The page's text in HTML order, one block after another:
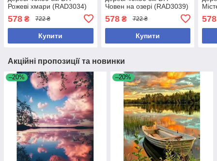
Рожеві хмари (RAD3034)
578 ₴ 722 ₴
Купити
Човен на озері (RAD3039)
578₴ 722 ₴
Купити
578
Акційні пропозиції та новинки
–20% –20%